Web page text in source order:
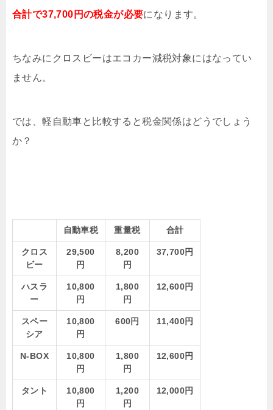
合計で37,700円の税金が必要になります。
ちなみにクロスビーはエコカー減税対象にはなってい
ません。
では、軽自動車と比較すると税金関係はどうでしょう
か？
自動車税 重量税 合計
クロス
ビー
29,500
円
8,200
円
37,700円
ハスラ
ー
10,800
円
1,800
円
12,600円
スペー
シア
10,800
円
600円 11,400円
N-BOX
10,800
円
1,800
円
12,600円
タント
10,800
円
1,200
円
12,000円